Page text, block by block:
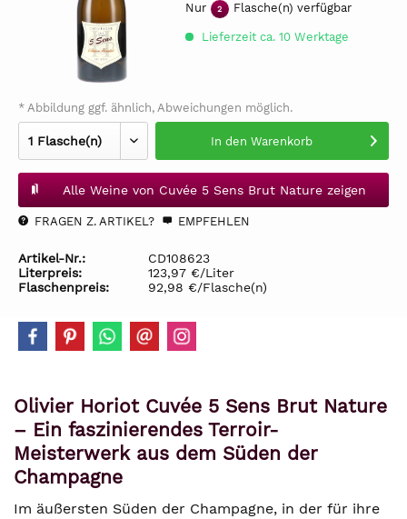
Nur 2 Flasche(n) verfügbar
Lieferzeit ca. 10 Werktage
* Abbildung ggf. ähnlich, Abweichungen möglich.
In den Warenkorb
Alle Weine von Cuvée 5 Sens Brut Nature zeigen
FRAGEN Z. ARTIKEL? EMPFEHLEN
Artikel-Nr.:
CD108623
Literpreis:
123,97 €/Liter
Flaschenpreis:
92,98 €/Flasche(n)
Olivier Horiot Cuvée 5 Sens Brut Nature
– Ein faszinierendes Terroir-
Meisterwerk aus dem Süden der
Champagne
Im äußersten Süden der Champagne, in der für ihre